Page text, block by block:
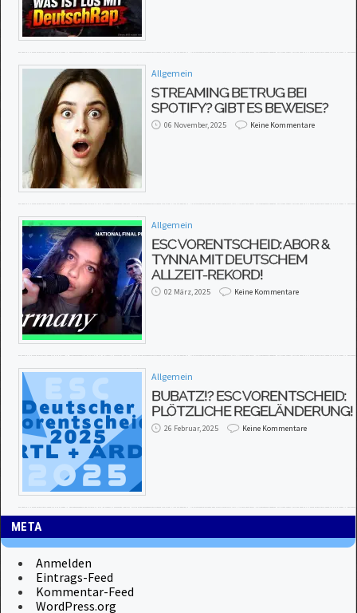
Allgemein
STREAMING BETRUG BEI
SPOTIFY? GIBT ES BEWEISE?
06 November, 2025 Keine Kommentare
Allgemein
ESC VORENTSCHEID: ABOR &
TYNNA MIT DEUTSCHEM
ALLZEIT-REKORD!
02 März, 2025 Keine Kommentare
Allgemein
BUBATZ!? ESC VORENTSCHEID:
PLÖTZLICHE REGELÄNDERUNG!
26 Februar, 2025 Keine Kommentare
META
Anmelden
Eintrags-Feed
Kommentar-Feed
WordPress.org